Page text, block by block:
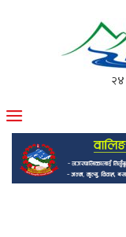
मोफसलकै लोकप्रिय